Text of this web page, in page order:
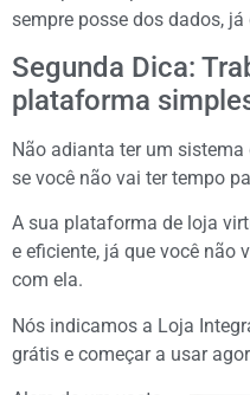
sempre posse dos dados,
Segunda Dica:
plataforma
Não adianta ter um
se você não vai ter tempo
A sua plataforma de loja
e eficiente, já que você não
com ela.
Nós indicamos a Loja
grátis e começar a usar